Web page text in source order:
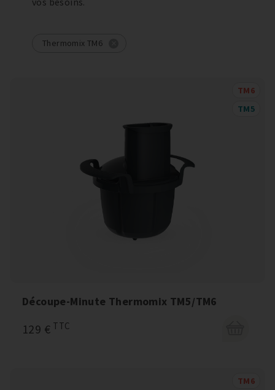
Thermomix TM6
TM6
TM5
Découpe-Minute Thermomix TM5/TM6
129 € TTC
TM6